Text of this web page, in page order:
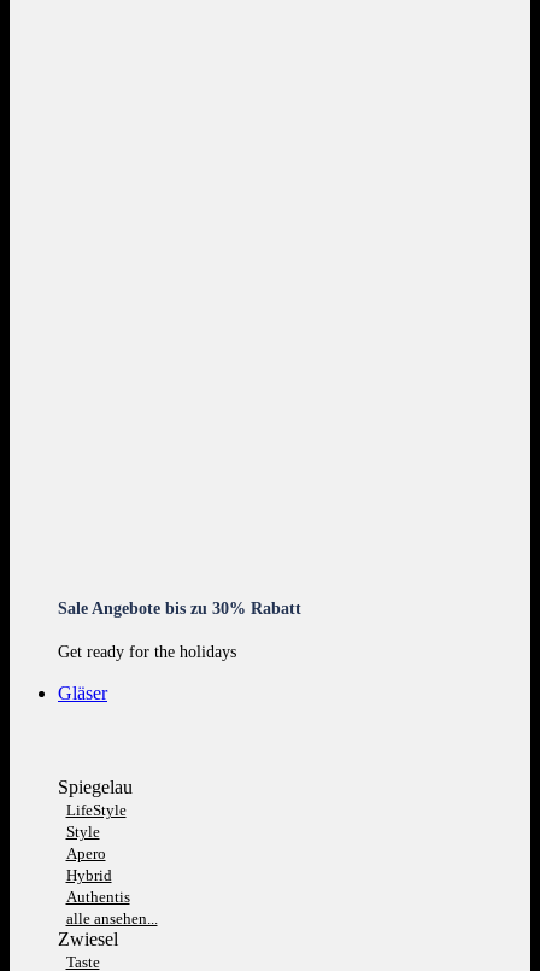
Sale Angebote bis zu 30% Rabatt
Get ready for the holidays
Gläser
Spiegelau
LifeStyle
Style
Apero
Hybrid
Authentis
alle ansehen...
Zwiesel
Taste